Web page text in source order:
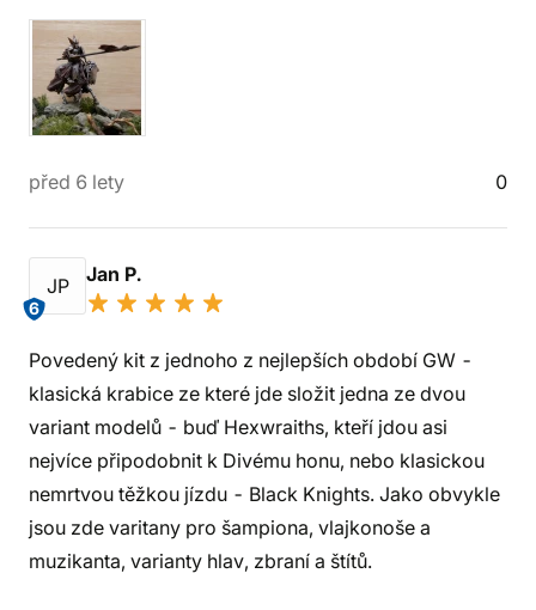
před 6 lety 0
JP
6
Jan P.
Povedený kit z jednoho z nejlepších období GW -
klasická krabice ze které jde složit jedna ze dvou
variant modelů - buď Hexwraiths, kteří jdou asi
nejvíce připodobnit k Divému honu, nebo klasickou
nemrtvou těžkou jízdu - Black Knights. Jako obvykle
jsou zde varitany pro šampiona, vlajkonoše a
muzikanta, varianty hlav, zbraní a štítů.